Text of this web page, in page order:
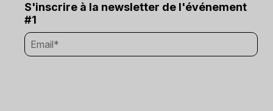
S'inscrire à la newsletter de l'événement
#1